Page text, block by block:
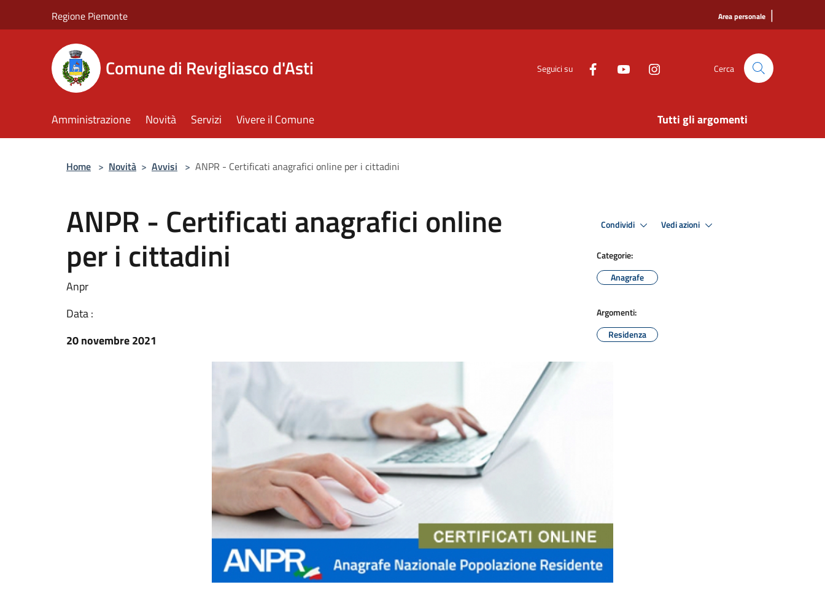
Regione Piemonte Area personale |
Comune di Revigliasco d'Asti Seguici su Cerca
Amministrazione Novità Servizi Vivere il Comune Tutti gli argomenti
Home > Novità > Avvisi > ANPR - Certificati anagrafici online per i cittadini
ANPR - Certificati anagrafici online
per i cittadini
Anpr
Data :
20 novembre 2021
Condividi Vedi azioni
Categorie:
Anagrafe
Argomenti:
Residenza